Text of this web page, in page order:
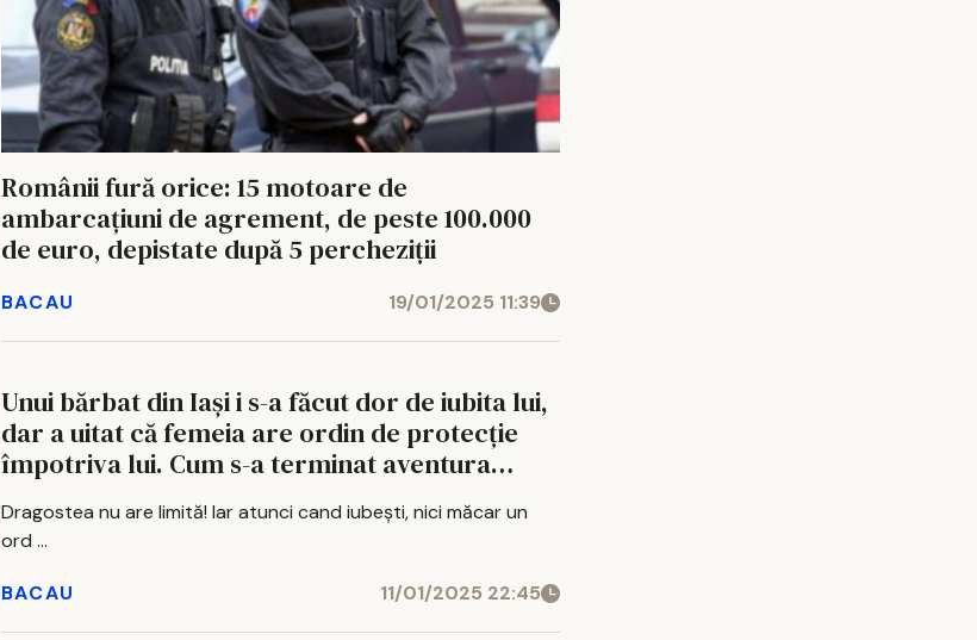
Românii fură orice: 15 motoare de
ambarcaţiuni de agrement, de peste 100.000
de euro, depistate după 5 percheziții
BACAU 19/01/2025 11:39
Unui bărbat din Iaşi i s-a făcut dor de iubita lui,
dar a uitat că femeia are ordin de protecţie
împotriva lui. Cum s-a terminat aventura
Dragostea nu are limită! Iar atunci cand iubeşti, nici măcar un
ord ...
BACAU 11/01/2025 22:45